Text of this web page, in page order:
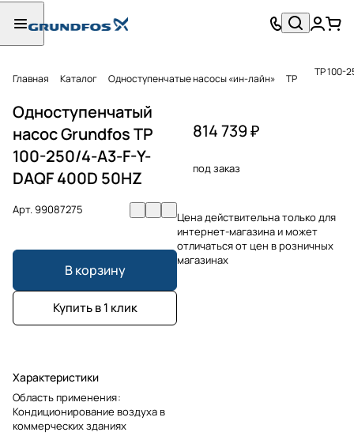
Главная Каталог Одноступенчатые насосы «ин-лайн» TP TP 100-
Одноступенчатый
насос Grundfos TP
100-250/4-A3-F-Y-
DAQF 400D 50HZ
Арт.99087275
В корзину
Купить в 1 клик
Характеристики
Область применения:
Кондиционирование воздуха в
коммерческих зданиях
814 739 ₽
под заказ
Цена действительна только для
интернет-магазина и может
отличаться от цен в розничных
магазинах